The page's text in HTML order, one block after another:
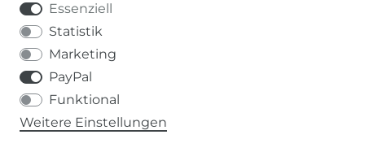
DATENSCHUTZERKLÄRUNG
037207-995665
info@kern-holz.com
Essenziell
Statistik
Marketing
PayPal
Funktional
Weitere Einstellungen